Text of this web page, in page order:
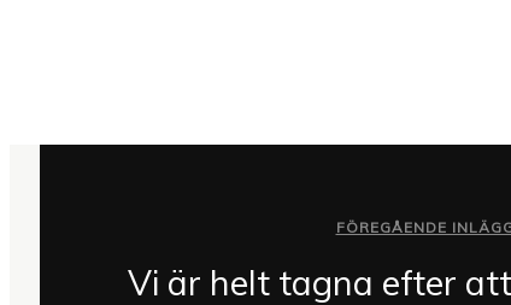
FÖREGÅENDE
Vi är helt tagna efter